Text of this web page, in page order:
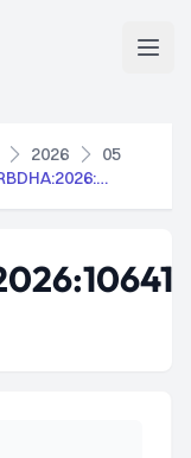
2026
05
ECLI:NL:RBDHA:2026:10641